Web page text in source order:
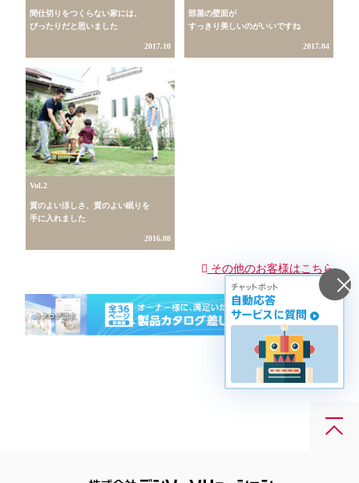
間仕切りをつくらない家には、
ぴったりだと思いました
2017.10
部屋の壁面が
すっきり美しいのがいいですね
2017.04
Vol.2
質のよい涼しさ、質のよい眠りを
手に入れました
2016.08
その他のお客様はこちら
チャットボット
自動応答
サービスに質問
閉
じ